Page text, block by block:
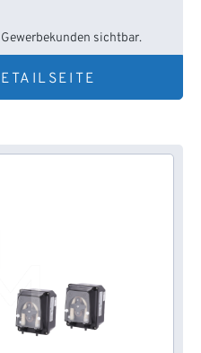
sichtbar.